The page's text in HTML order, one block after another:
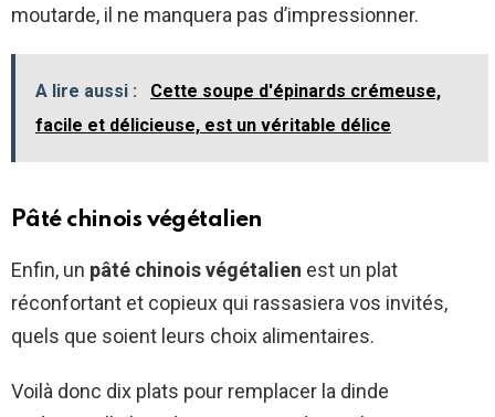
moutarde, il ne manquera pas d’impressionner.
A lire aussi :
Cette soupe d'épinards crémeuse,
facile et délicieuse, est un véritable délice
Pâté chinois végétalien
Enfin, un pâté chinois végétalien est un plat
réconfortant et copieux qui rassasiera vos invités,
quels que soient leurs choix alimentaires.
Voilà donc dix plats pour remplacer la dinde